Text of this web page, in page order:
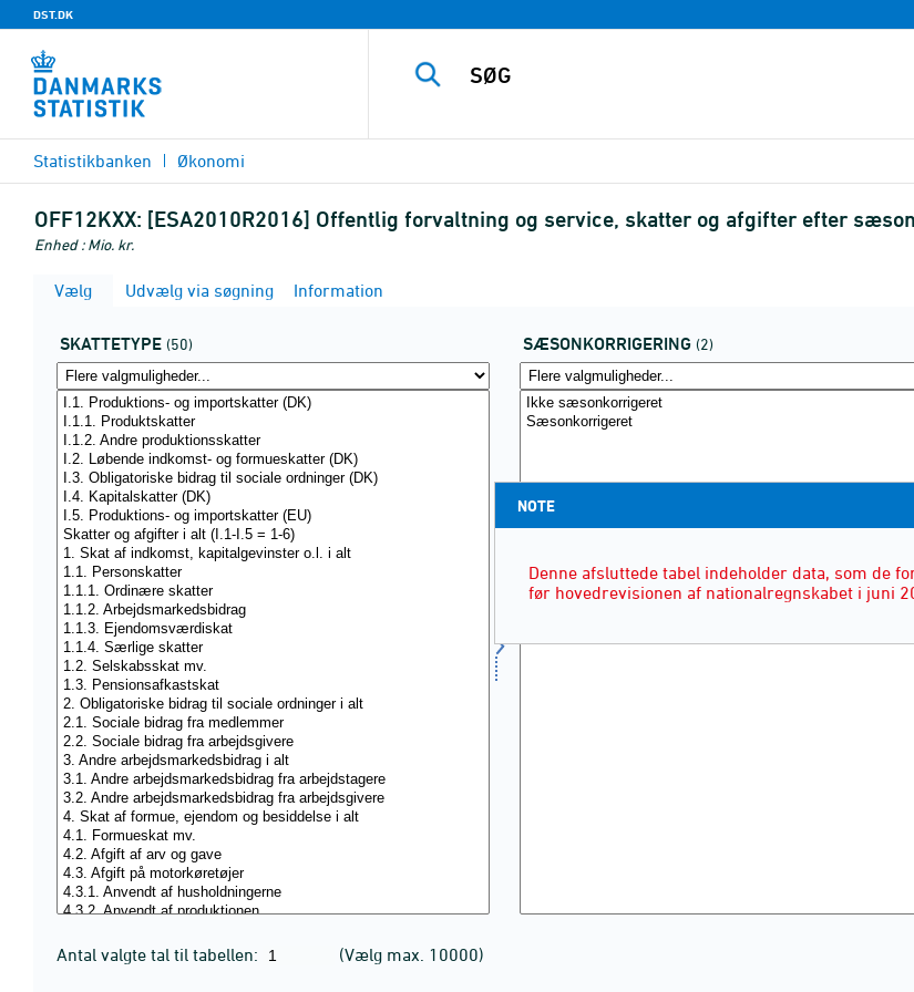
DST.DK
Statistikbanken Økonomi
OFF12KXX: [ESA2010R2016] Offentlig forvaltning og service, skatter og afgifter efter
Enhed : Mio. kr.
Vælg Udvælg via søgning Information
SKATTETYPE (50) SÆSONKORRIGERING (2)
Antal valgte tal til tabellen: (Vælg max. 10000)
NOTE
Denne afsluttede tabel indeholder data, som de
før hovedrevisionen af nationalregnskabet i juni